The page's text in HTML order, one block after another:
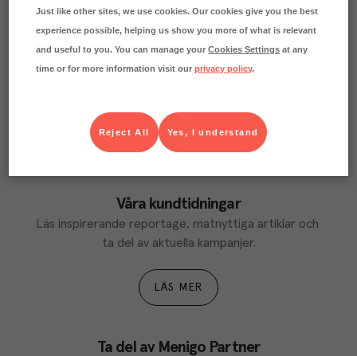
Våra kundtidningar
Läs inspirerande reportage, matnyttiga artiklar och
ta del av aktuella kampanjer.
LÄS MER
Ta del av Menigo Partner
Just like other sites, we use cookies. Our cookies give you the best
experience possible, helping us show you more of what is relevant
and useful to you. You can manage yourCookies Settings at any
time or for more information visit ourprivacy policy.
Yes, I understand
Reject All